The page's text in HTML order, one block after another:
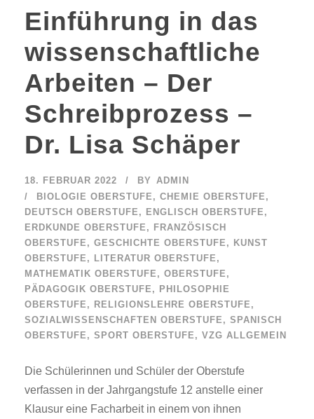
Einführung in das
wissenschaftliche
Arbeiten – Der
Schreibprozess –
Dr. Lisa Schäper
18. FEBRUAR 2022 BY ADMIN
BIOLOGIE OBERSTUFE , CHEMIE OBERSTUFE ,
DEUTSCH OBERSTUFE , ENGLISCH OBERSTUFE ,
ERDKUNDE OBERSTUFE , FRANZÖSISCH
OBERSTUFE , GESCHICHTE OBERSTUFE , KUNST
OBERSTUFE , LITERATUR OBERSTUFE ,
MATHEMATIK OBERSTUFE , OBERSTUFE ,
PÄDAGOGIK OBERSTUFE , PHILOSOPHIE
OBERSTUFE , RELIGIONSLEHRE OBERSTUFE ,
SOZIALWISSENSCHAFTEN OBERSTUFE , SPANISCH
OBERSTUFE , SPORT OBERSTUFE , VZG ALLGEMEIN
Die Schülerinnen und Schüler der Oberstufe
verfassen in der Jahrgangstufe 12 anstelle einer
Klausur eine Facharbeit in einem von ihnen